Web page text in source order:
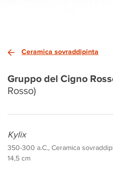
Ceramica sovraddipinta
Gruppo del Cigno
Rosso)
Kylix
350-300 a.C., Ceramica
14,5 cm